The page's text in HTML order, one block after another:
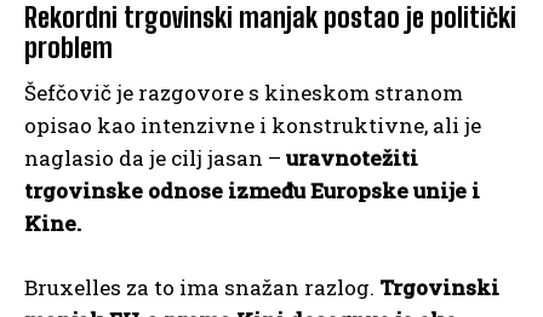
Rekordni trgovinski manjak postao je politički
problem
Šefčovič je razgovore s kineskom stranom
opisao kao intenzivne i konstruktivne, ali je
naglasio da je cilj jasan – uravnotežiti
trgovinske odnose između Europske unije i
Kine.
Bruxelles za to ima snažan razlog. Trgovinski